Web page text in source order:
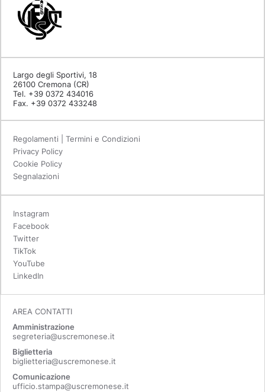
Largo degli Sportivi, 18
26100 Cremona (CR)
Tel. +39 0372 434016
Fax. +39 0372 433248
Regolamenti | Termini e Condizioni
Privacy Policy
Cookie Policy
Segnalazioni
Instagram
Facebook
Twitter
TikTok
YouTube
LinkedIn
AREA CONTATTI
Amministrazione
segreteria@uscremonese.it
Biglietteria
biglietteria@uscremonese.it
Comunicazione
ufficio.stampa@uscremonese.it